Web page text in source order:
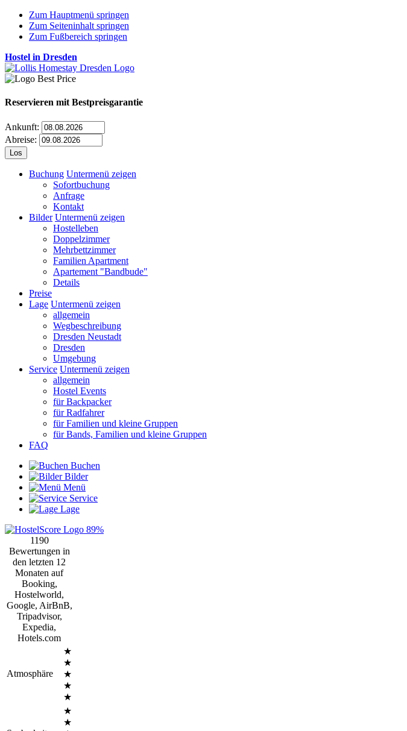
Zum Hauptmenü springen
Zum Seiteninhalt springen
Zum Fußbereich springen
Hostel in Dresden
Reservieren mit Bestpreisgarantie
Ankunft:
Abreise:
Buchung Untermenü zeigen
Sofortbuchung
Anfrage
Kontakt
Bilder Untermenü zeigen
Hostelleben
Doppelzimmer
Mehrbettzimmer
Familien Apartment
Apartement "Bandbude"
Details
Preise
Lage Untermenü zeigen
allgemein
Wegbeschreibung
Dresden Neustadt
Dresden
Umgebung
Service Untermenü zeigen
allgemein
Hostel Events
für Backpacker
für Radfahrer
für Familien und kleine Gruppen
für Bands, Familien und kleine Gruppen
FAQ
Buchen
Bilder
Menü
Service
Lage
89%
1190
Bewertungen in
den letzten 12
Monaten auf
Booking,
Hostelworld,
Google, AirBnB,
Tripadvisor,
Expedia,
Hotels.com
Atmosphäre
★
★
★
★
★
★
★